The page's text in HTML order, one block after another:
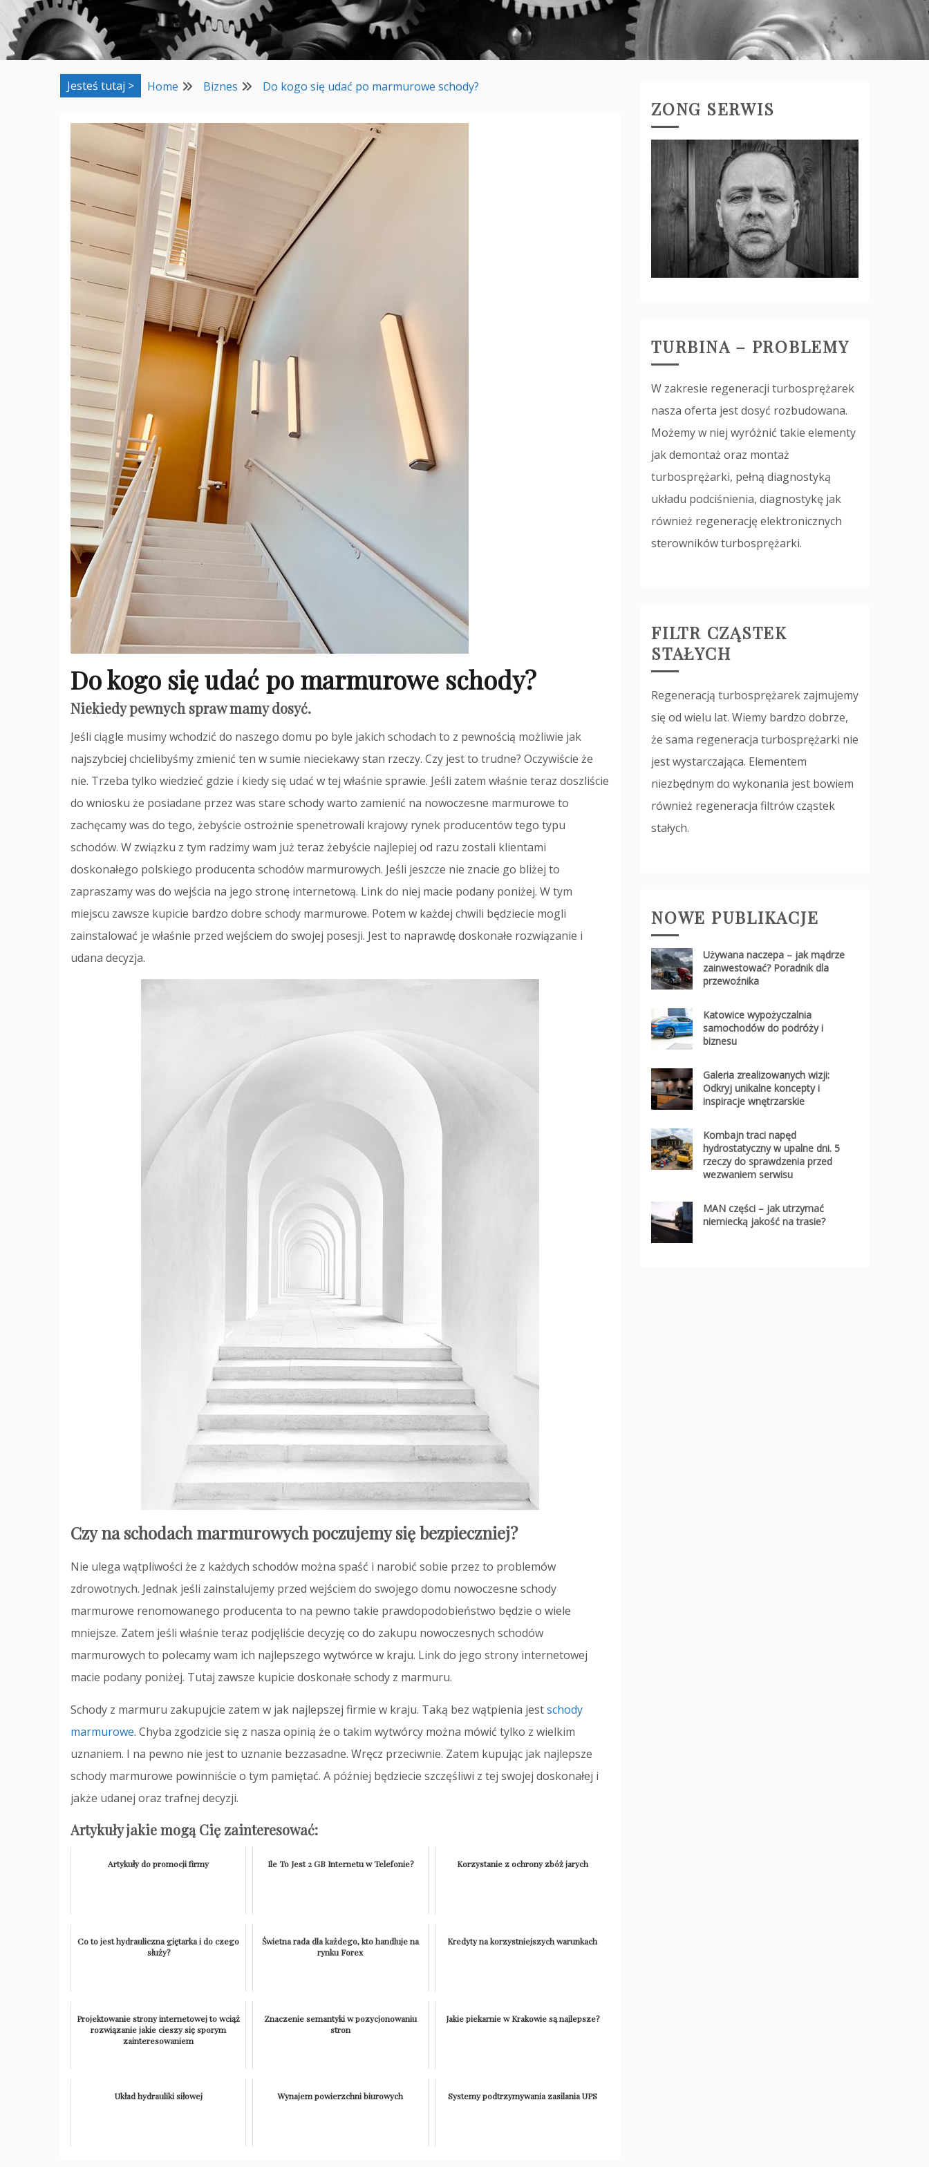
Jesteś tutaj > Home Biznes Do kogo się udać po marmurowe schody?
Do kogo się udać po marmurowe schody?
Niekiedy pewnych spraw mamy dosyć.
Jeśli ciągle musimy wchodzić do naszego domu po byle jakich schodach to z pewnością możliwie jak
najszybciej chcielibyśmy zmienić ten w sumie nieciekawy stan rzeczy. Czy jest to trudne? Oczywiście że
nie. Trzeba tylko wiedzieć gdzie i kiedy się udać w tej właśnie sprawie. Jeśli zatem właśnie teraz doszliście
do wniosku że posiadane przez was stare schody warto zamienić na nowoczesne marmurowe to
zachęcamy was do tego, żebyście ostrożnie spenetrowali krajowy rynek producentów tego typu
schodów. W związku z tym radzimy wam już teraz żebyście najlepiej od razu zostali klientami
doskonałego polskiego producenta schodów marmurowych. Jeśli jeszcze nie znacie go bliżej to
zapraszamy was do wejścia na jego stronę internetową. Link do niej macie podany poniżej. W tym
miejscu zawsze kupicie bardzo dobre schody marmurowe. Potem w każdej chwili będziecie mogli
zainstalować je właśnie przed wejściem do swojej posesji. Jest to naprawdę doskonałe rozwiązanie i
udana decyzja.
Czy na schodach marmurowych poczujemy się bezpieczniej?
Nie ulega wątpliwości że z każdych schodów można spaść i narobić sobie przez to problemów
zdrowotnych. Jednak jeśli zainstalujemy przed wejściem do swojego domu nowoczesne schody
marmurowe renomowanego producenta to na pewno takie prawdopodobieństwo będzie o wiele
mniejsze. Zatem jeśli właśnie teraz podjęliście decyzję co do zakupu nowoczesnych schodów
marmurowych to polecamy wam ich najlepszego wytwórce w kraju. Link do jego strony internetowej
macie podany poniżej. Tutaj zawsze kupicie doskonałe schody z marmuru.
Schody z marmuru zakupujcie zatem w jak najlepszej firmie w kraju. Taką bez wątpienia jestschody
marmurowe. Chyba zgodzicie się z nasza opinią że o takim wytwórcy można mówić tylko z wielkim
uznaniem. I na pewno nie jest to uznanie bezzasadne. Wręcz przeciwnie. Zatem kupując jak najlepsze
schody marmurowe powinniście o tym pamiętać. A później będziecie szczęśliwi z tej swojej doskonałej i
jakże udanej oraz trafnej decyzji.
Artykuły jakie mogą Cię zainteresować:
Artykuły do promocji firmy Ile To Jest 2 GB Internetu w Telefonie? Korzystanie z ochrony zbóż jarych
Co to jest hydrauliczna giętarka i do czego
służy?
Świetna rada dla każdego, kto handluje na
rynku Forex
Kredyty na korzystniejszych warunkach
Projektowanie strony internetowej to wciąż
rozwiązanie jakie cieszy się sporym
zainteresowaniem
Znaczenie semantyki w pozycjonowaniu
stron
Jakie piekarnie w Krakowie są najlepsze?
Układ hydrauliki siłowej Wynajem powierzchni biurowych Systemy podtrzymywania zasilania UPS
ZONG SERWIS
TURBINA – PROBLEMY
W zakresie regeneracji turbosprężarek
nasza oferta jest dosyć rozbudowana.
Możemy w niej wyróżnić takie elementy
jak demontaż oraz montaż
turbosprężarki, pełną diagnostyką
układu podciśnienia, diagnostykę jak
również regenerację elektronicznych
sterowników turbosprężarki.
FILTR CZĄSTEK
STAŁYCH
Regeneracją turbosprężarek zajmujemy
się od wielu lat. Wiemy bardzo dobrze,
że sama regeneracja turbosprężarki nie
jest wystarczająca. Elementem
niezbędnym do wykonania jest bowiem
również regeneracja filtrów cząstek
stałych.
NOWE PUBLIKACJE
Używana naczepa – jak mądrze
zainwestować? Poradnik dla
przewoźnika
Katowice wypożyczalnia
samochodów do podróży i
biznesu
Galeria zrealizowanych wizji:
Odkryj unikalne koncepty i
inspiracje wnętrzarskie
Kombajn traci napęd
hydrostatyczny w upalne dni. 5
rzeczy do sprawdzenia przed
wezwaniem serwisu
MAN części – jak utrzymać
niemiecką jakość na trasie?